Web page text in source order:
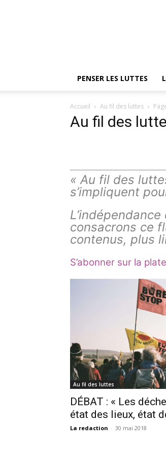
PENSER LES LUTTES
Accueil Au fil des luttes
Au fil des
« Au fil des
s’impliquent
consacrons ce
contenus, plus
S’abonner sur la
Au fil des luttes
DÉBAT : « Les
état des lieux, état
La redaction - 30 mai 2018